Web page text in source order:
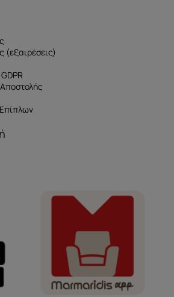
(εξαιρέσεις)